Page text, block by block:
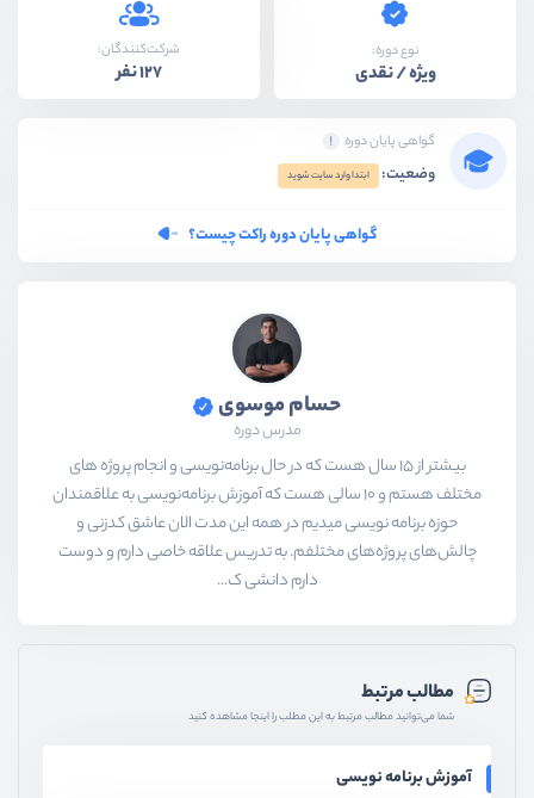
نوع دوره:
ویژه / نقدی
شرکت‌کنندگان:
127 نفر
گواهی پایان دوره
وضعیت: ابتدا وارد سایت شوید
گواهی پایان دوره راکت چیست؟
حسام موسوی
مدرس دوره
بیشتر از ۱۵ سال هست که در حال برنامه‌نویسی و انجام پروژه های
مختلف هستم و ۱۰ سالی هست که آموزش برنامه‌نویسی به علاقمندان
حوزه برنامه نویسی میدیم در همه این مدت الان عاشق کدزنی و
چالش‌های پروژه‌های مختلفم. به تدریس علاقه خاصی دارم و دوست
دارم دانشی ک...
مطالب مرتبط
شما می‌توانید مطالب مرتبط به این مطلب را اینجا مشاهده کنید
آموزش برنامه نویسی